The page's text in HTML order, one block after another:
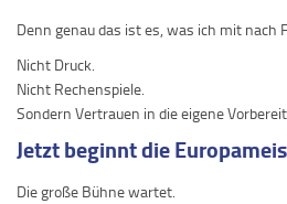
Denn genau das ist es, was ich mit
Nicht Druck.
Nicht Rechenspiele.
Sondern Vertrauen in die eigene
Jetzt beginnt die
Die große Bühne wartet.